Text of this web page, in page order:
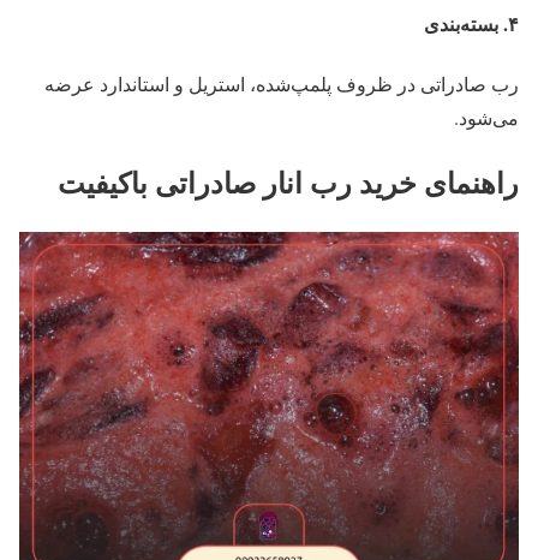
۴.بسته‌بندی
رب صادراتی در ظروف پلمپ‌شده، استریل و استاندارد عرضه
می‌شود.
راهنمای خرید رب انار صادراتی باکیفیت